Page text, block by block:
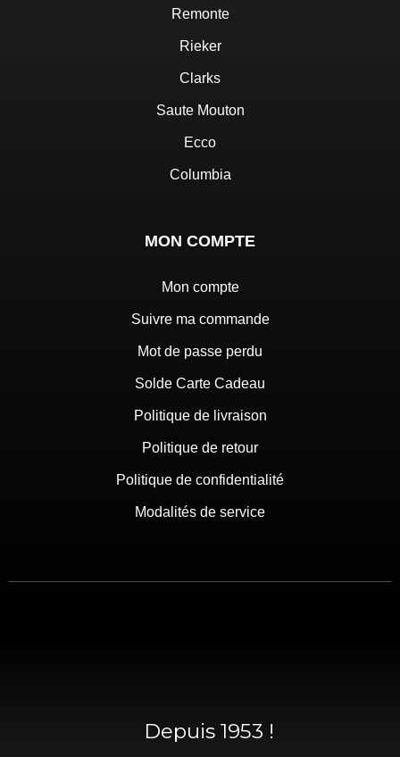
Remonte
Rieker
Clarks
Saute Mouton
Ecco
Columbia
MON COMPTE
Mon compte
Suivre ma commande
Mot de passe perdu
Solde Carte Cadeau
Politique de livraison
Politique de retour
Politique de confidentialité
Modalités de service
Depuis 1953 !